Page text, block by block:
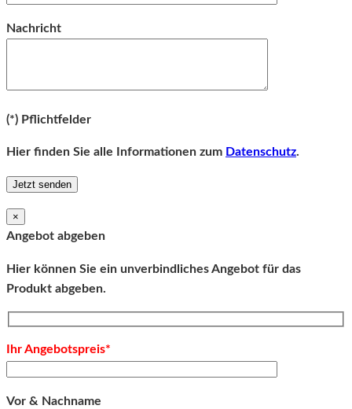
Nachricht
(*) Pflichtfelder
Hier finden Sie alle Informationen zum Datenschutz.
×
Angebot abgeben
Hier können Sie ein unverbindliches Angebot für das
Produkt abgeben.
Ihr Angebotspreis*
Vor & Nachname